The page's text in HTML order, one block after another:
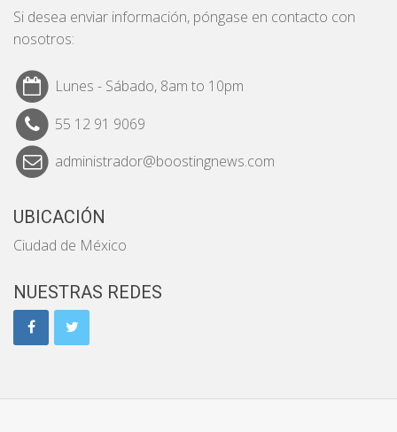
Si desea enviar información, póngase en contacto con
nosotros:
Lunes - Sábado, 8am to 10pm
55 12 91 9069
administrador@boostingnews.com
UBICACIÓN
Ciudad de México
NUESTRAS REDES